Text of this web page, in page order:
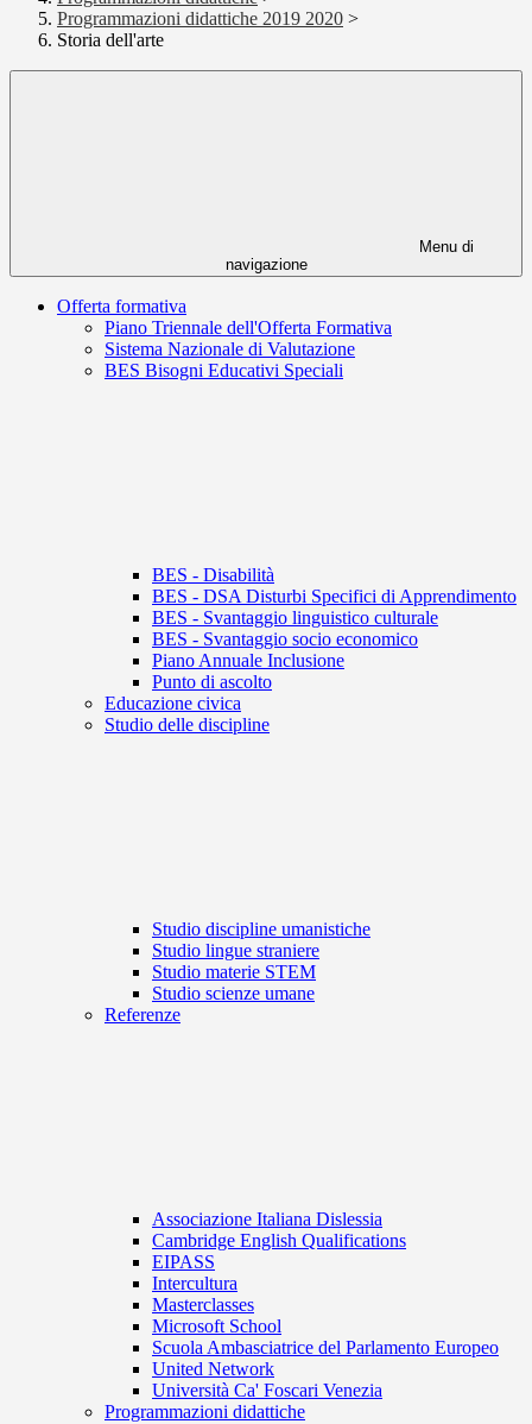
Programmazioni didattiche 2019 2020 >
Storia dell'arte
Menu di
navigazione
Offerta formativa
Piano Triennale dell'Offerta Formativa
Sistema Nazionale di Valutazione
BES Bisogni Educativi Speciali
BES - Disabilità
BES - DSA Disturbi Specifici di Apprendimento
BES - Svantaggio linguistico culturale
BES - Svantaggio socio economico
Piano Annuale Inclusione
Punto di ascolto
Educazione civica
Studio delle discipline
Studio discipline umanistiche
Studio lingue straniere
Studio materie STEM
Studio scienze umane
Referenze
Associazione Italiana Dislessia
Cambridge English Qualifications
EIPASS
Intercultura
Masterclasses
Microsoft School
Scuola Ambasciatrice del Parlamento Europeo
United Network
Università Ca' Foscari Venezia
Programmazioni didattiche